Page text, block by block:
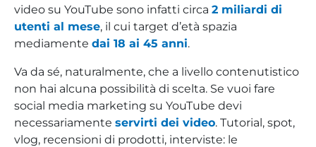
video su YouTube sono infatti circa 2 miliardi di
utenti al mese, il cui target d’età spazia
mediamente dai 18 ai 45 anni.
Va da sé, naturalmente, che a livello contenutistico
non hai alcuna possibilità di scelta. Se vuoi fare
social media marketing su YouTube devi
necessariamente servirti dei video. Tutorial, spot,
vlog, recensioni di prodotti, interviste: le